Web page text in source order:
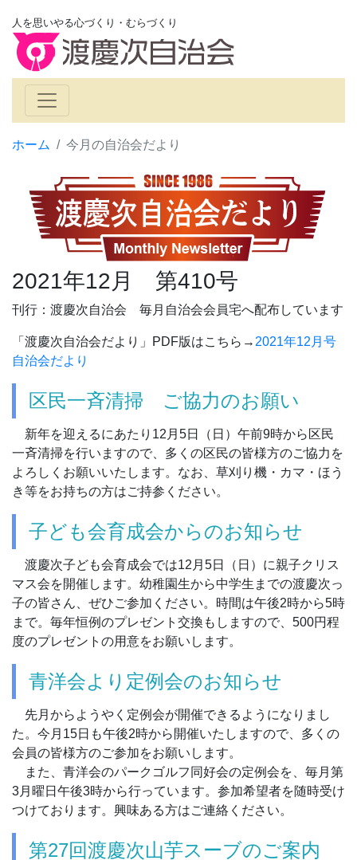
人を思いやる心づくり・むらづくり
ホーム 今月の自治会だより
2021年12月 第410号
刊行：渡慶次自治会 毎月自治会会員宅へ配布しています
「渡慶次自治会だより」PDF版はこちら→ 2021年12月号
自治会だより
区民一斉清掃 ご協力のお願い
新年を迎えるにあたり12月5日（日）午前9時から区民
一斉清掃を行いますので、多くの区民の皆様方のご協力を
よろしくお願いいたします。なお、草刈り機・カマ・ほう
き等をお持ちの方はご持参ください。
子ども会育成会からのお知らせ
渡慶次子ども会育成会では12月5日（日）に親子クリス
マス会を開催します。幼稚園生から中学生までの渡慶次っ
子の皆さん、ぜひご参加ください。時間は午後2時から5時
まで。毎年恒例のプレゼント交換もしますので、500円程
度のプレゼントの用意をお願いします。
青洋会より定例会のお知らせ
先月からようやく定例会が開催できるようになりまし
た。今月15日も午後2時から開催いたしますので、多くの
会員の皆様方のご参加をお願いします。
また、青洋会のパークゴルフ同好会の定例会を、毎月第
3月曜日午後3時から行っています。参加希望者を随時受け
つけております。興味ある方はご連絡ください。
第27回渡慶次山芋スーブのご案内